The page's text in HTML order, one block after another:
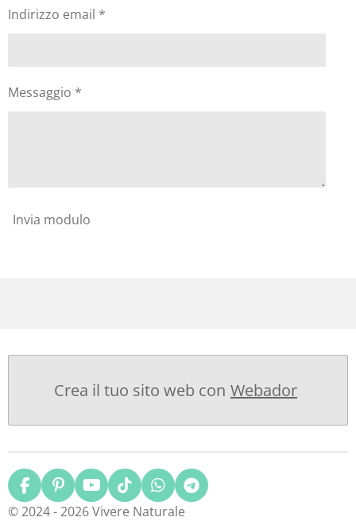
Indirizzo email *
Messaggio *
Invia modulo
Crea il tuo sito web con Webador
F
a
c
P
i
n
Y
o
u
T
i
k
W
h
a
T
e
© 2024 - 2026 Vivere Naturale